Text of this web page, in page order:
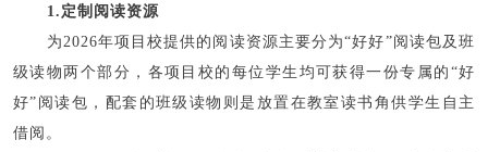
1.定制阅读资源
为2026年项目校提供的阅读资源主要分为“好好”阅读包及班
级读物两个部分，各项目校的每位学生均可获得一份专属的“好
好”阅读包，配套的班级读物则是放置在教室读书角供学生自主
借阅。